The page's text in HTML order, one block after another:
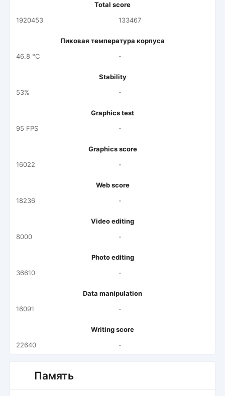
Total score
1920453
133467
Пиковая температура корпуса
46.8 °C
-
Stability
53%
-
Graphics test
95 FPS
-
Graphics score
16022
-
Web score
18236
-
Video editing
8000
-
Photo editing
36610
-
Data manipulation
16091
-
Writing score
22640
-
Память